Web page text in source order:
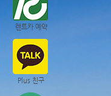
렌트카 예약
Plus 친구